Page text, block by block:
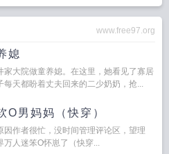
是我努力修炼，争取早日化形为人。可万
www.free97.org
媳
家大院做童养媳。在这里，她看见了寡居
每天都盼着丈夫回来的二少奶奶，抢...
O男妈妈（快穿）
因作者很忙，没时间管理评论区，望理
万人迷笨O怀崽了（快穿...